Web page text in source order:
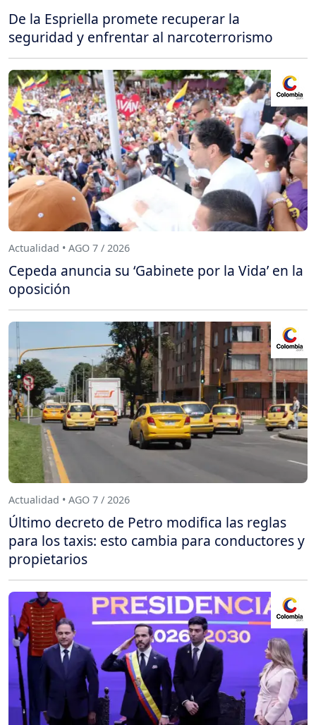
De la Espriella promete recuperar la
seguridad y enfrentar al narcoterrorismo
Actualidad • AGO 7 / 2026
Cepeda anuncia su ‘Gabinete por la Vida’ en la
oposición
Actualidad • AGO 7 / 2026
Último decreto de Petro modifica las reglas
para los taxis: esto cambia para conductores y
propietarios